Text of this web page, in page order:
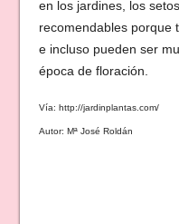
en los jardines, los
recomendables porque
e incluso pueden ser
época de floración.
Vía: http://jardinplantas.com/
Autor: Mª José Roldán